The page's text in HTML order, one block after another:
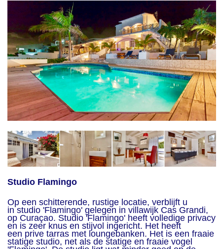
Studio Flamingo
Op een schitterende, rustige locatie, verblijft u
in studio 'Flamingo' gelegen in villawijk Cas Grandi,
op Curaçao. Studio 'Flamingo' heeft volledige privacy
en is zeer knus en stijvol ingericht. Het heeft
een prive tarras met loungebanken. Het is een fraaie
statige studio, net als de statige en fraaie vogel